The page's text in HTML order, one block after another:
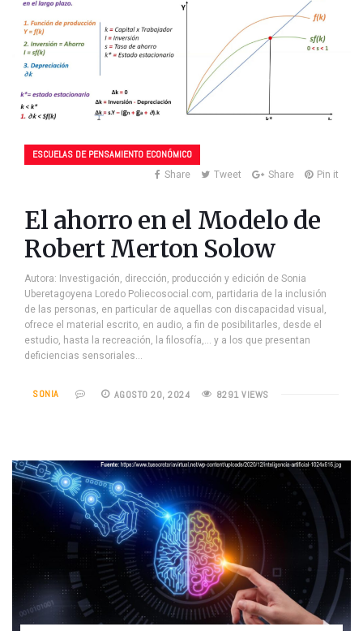
ESCUELAS DE PENSAMIENTO ECONÓMICO
Share Tweet Share Pin it
El ahorro en el Modelo de
Robert Merton Solow
Autora: Investigación, dirección, producción y edición de Sonia
Uberetagoyena Loredo Poliecosocial.com, partidaria de la inclusión
de las personas, en particular de aquellas con discapacidad visual,
ofrece el material escrito, en audio, a fin de posibilitarles, desde el
estudio, hasta la recreación, la filosofía,… y a los que presentan
deficiencias sensoriales…
SONIA AGOSTO 20, 2024 8291 VIEWS